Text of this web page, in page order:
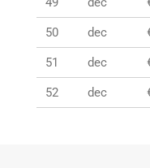
50 dec
51 dec
52 dec